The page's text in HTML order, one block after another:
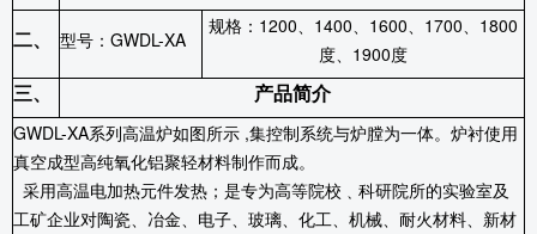
二、 型号： GWDL-XA
规格： 1200、 1400、 1600、 1700、 1800
度、1900度
三、 产品简介
GWDL-XA系列高温炉如图所示 ,集控制系统与炉膛为一体。炉衬使用
真空成型高纯氧化铝聚轻材料制作而成。
采用高温电加热元件发热；是专为高等院校﹑科研院所的实验室及
工矿企业对陶瓷、冶金、电子、玻璃、化工、机械、耐火材料、新材